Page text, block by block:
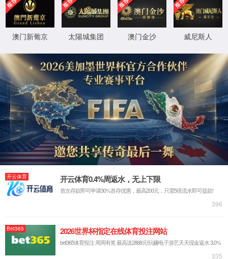
页面不存在
4秒后回到网站首页
回到首页